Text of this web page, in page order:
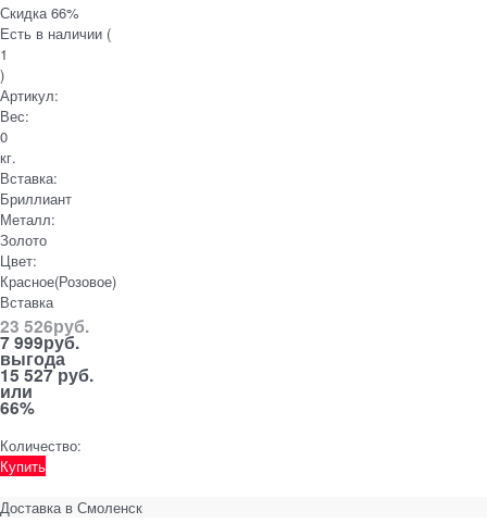
Скидка 66%
Есть в наличии (
1
)
Артикул:
Вес:
0
кг.
Вставка:
Бриллиант
Металл:
Золото
Цвет:
Красное(Розовое)
Вставка
23 526руб.
7 999руб.
выгода
15 527 руб.
или
66%
Количество:
Купить
Доставка в Смоленск